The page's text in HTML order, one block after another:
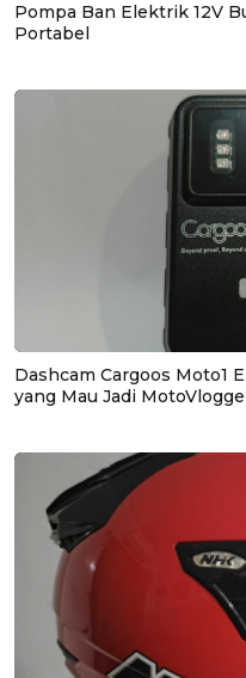
Pompa Ban Elektrik 12V
Portabel
Dashcam Cargoos Moto1
yang Mau Jadi